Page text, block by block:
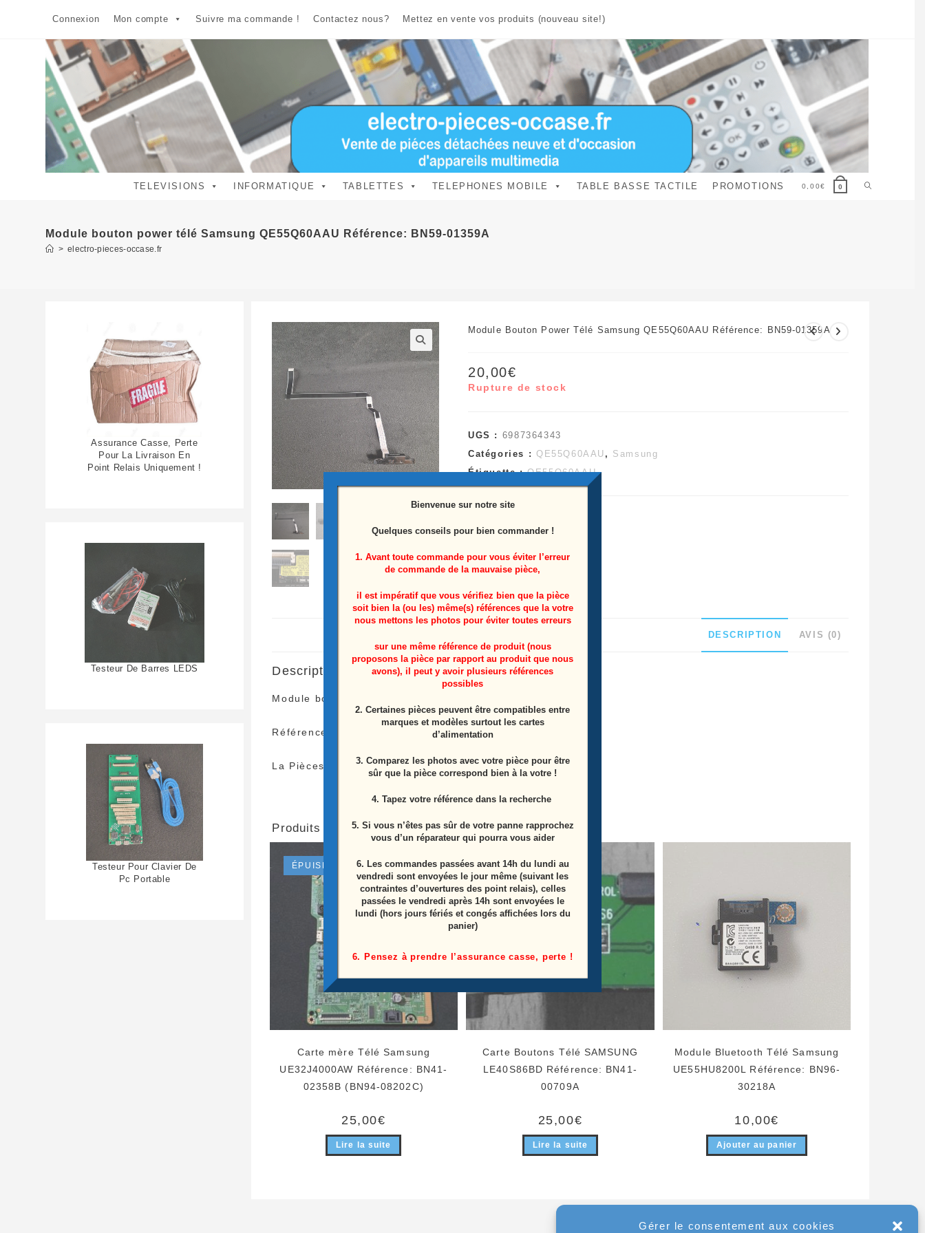
Gérer le consentement aux cookies
Connexion Mon compte Suivre ma commande ! Contactez nous? Mettez en vente vos produits (nouveau site!)
TELEVISIONS INFORMATIQUE TABLETTES TELEPHONES MOBILE TABLE BASSE TACTILE PROMOTIONS 0,00€ 0 Toggle
Module bouton power télé Samsung QE55Q60AAU Référence: BN59-01359A
> electro-pieces-occase.fr
🔍
Module Bouton Power Télé Samsung QE55Q60AAU Référence: BN59-01359A
20,00€
Rupture de stock
UGS : 6987364343
Catégories : QE55Q60AAU , Samsung
Étiquette :QE55Q60AAU
DESCRIPTION AVIS (0)
Description
Module bouton power télé Samsung
Référence: BN59-01359A
La Pièces Proviens D’une Télé Écran Casser
Produits similaires
ÉPUISÉ
Carte mère Télé Samsung
UE32J4000AW Référence: BN41-
02358B (BN94-08202C)
25,00€
Lire la suite
ÉPUISÉ
Carte Boutons Télé SAMSUNG
LE40S86BD Référence: BN41-
00709A
25,00€
Lire la suite
Module Bluetooth Télé Samsung
UE55HU8200L Référence: BN96-
30218A
10,00€
Ajouter au panier
Assurance Casse, Perte
Pour La Livraison En
Point Relais Uniquement !
Testeur De Barres LEDS
Testeur Pour Clavier De
Pc Portable
Bienvenue sur notre site
Quelques conseils pour bien commander !
1. Avant toute commande pour vous éviter l’erreur
de commande de la mauvaise pièce,
il est impératif que vous vérifiez bien que la pièce
soit bien la (ou les) même(s) références que la votre
nous mettons les photos pour éviter toutes erreurs
sur une même référence de produit (nous
proposons la pièce par rapport au produit que nous
avons), il peut y avoir plusieurs références
possibles
2. Certaines pièces peuvent être compatibles entre
marques et modèles surtout les cartes
d’alimentation
3. Comparez les photos avec votre pièce pour être
sûr que la pièce correspond bien à la votre !
4. Tapez votre référence dans la recherche
5. Si vous n’êtes pas sûr de votre panne rapprochez
vous d’un réparateur qui pourra vous aider
6. Les commandes passées avant 14h du lundi au
vendredi sont envoyées le jour même (suivant les
contraintes d’ouvertures des point relais), celles
passées le vendredi après 14h sont envoyées le
lundi (hors jours fériés et congés affichées lors du
panier)
6. Pensez à prendre l’assurance casse, perte !